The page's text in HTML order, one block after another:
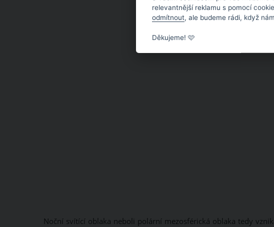
Noční svítící oblaka neboli polární mezosférická oblaka tedy
relevantnější reklamu s pomocí
odmítnout, ale budeme rádi, když
Děkujeme! 🩷